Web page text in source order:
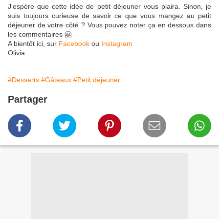
J'espère que cette idée de petit déjeuner vous plaira. Sinon, je
suis toujours curieuse de savoir ce que vous mangez au petit
déjeuner de votre côté ? Vous pouvez noter ça en dessous dans
les commentaires 🤗
A bientôt ici, sur Facebook ou Instagram
Olivia
#Desserts #Gâteaux #Petit déjeuner
Partager